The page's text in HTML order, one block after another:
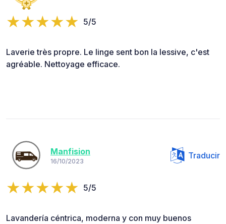
5/5
Laverie très propre. Le linge sent bon la lessive, c'est
agréable. Nettoyage efficace.
Manfision
16/10/2023
Traducir
5/5
Lavandería céntrica, moderna y con muy buenos